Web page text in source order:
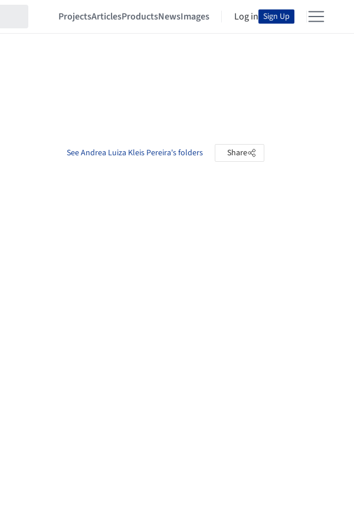
ProjectsArticlesProductsNewsImages Log in Sign Up
See Andrea Luiza Kleis Pereira's folders Share